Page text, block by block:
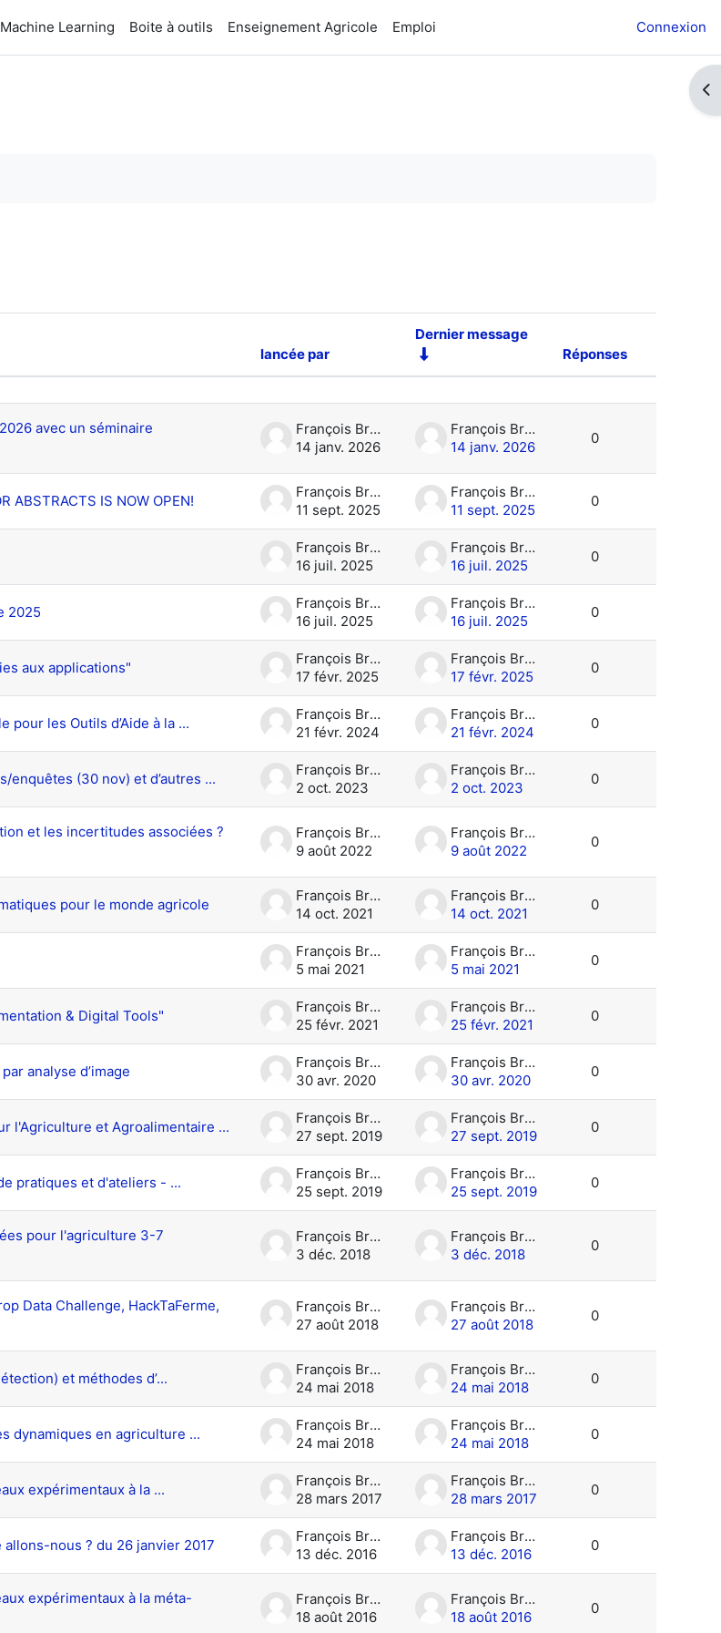
Machine Learning Boite à outils Enseignement Agricole Emploi Connexion
lancée par
Dernier message
Réponses
Actions
avec un séminaire
François Brun
14 janv. 2026
François Brun
14 janv. 2026
0
ABSTRACTS IS NOW OPEN!
François Brun
11 sept. 2025
François Brun
11 sept. 2025
0
François Brun
16 juil. 2025
François Brun
16 juil. 2025
0
2025
François Brun
16 juil. 2025
François Brun
16 juil. 2025
0
aux applications"
François Brun
17 févr. 2025
François Brun
17 févr. 2025
0
les Outils d’Aide à la ...
François Brun
21 févr. 2024
François Brun
21 févr. 2024
0
enquêtes (30 nov) et d’autres ...
François Brun
2 oct. 2023
François Brun
2 oct. 2023
0
et les incertitudes associées ?
François Brun
9 août 2022
François Brun
9 août 2022
0
pour le monde agricole
François Brun
14 oct. 2021
François Brun
14 oct. 2021
0
François Brun
5 mai 2021
François Brun
5 mai 2021
0
& Digital Tools"
François Brun
25 févr. 2021
François Brun
25 févr. 2021
0
analyse d’image
François Brun
30 avr. 2020
François Brun
30 avr. 2020
0
l'Agriculture et Agroalimentaire ...
François Brun
27 sept. 2019
François Brun
27 sept. 2019
0
pratiques et d'ateliers - ...
François Brun
25 sept. 2019
François Brun
25 sept. 2019
0
pour l'agriculture 3-7
François Brun
3 déc. 2018
François Brun
3 déc. 2018
0
Data Challenge, HackTaFerme,
François Brun
27 août 2018
François Brun
27 août 2018
0
et méthodes d’...
François Brun
24 mai 2018
François Brun
24 mai 2018
0
dynamiques en agriculture ...
François Brun
24 mai 2018
François Brun
24 mai 2018
0
expérimentaux à la ...
François Brun
28 mars 2017
François Brun
28 mars 2017
0
nous ? du 26 janvier 2017
François Brun
13 déc. 2016
François Brun
13 déc. 2016
0
expérimentaux à la méta-
François Brun
18 août 2016
François Brun
18 août 2016
0